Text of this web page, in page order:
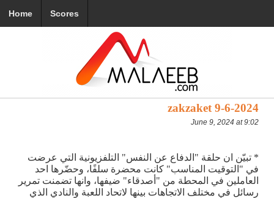
Home Scores
zakzaket 9-6-2024
June 9, 2024 at 9:02
* تبيّن ان حلقة "الدفاع عن النفس" التلفزيونية التي عرضت
في "التوقيت المناسب" كانت محضرة سلفًا، وحضّرها احد
العاملين في المحطة من "أصدقاء" ضيفها، وانها تضمنت تمرير
رسائل في مختلف الاتجاهات بينها لاتحاد اللعبة والنادي الذي